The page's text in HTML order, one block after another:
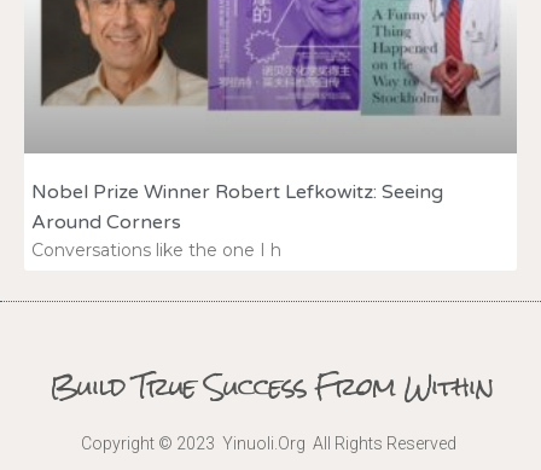
Nobel Prize Winner Robert Lefkowitz: Seeing
Around Corners
Conversations like the one I h
Build True Success From Within
Copyright © 2023 Yinuoli.Org All Rights Reserved